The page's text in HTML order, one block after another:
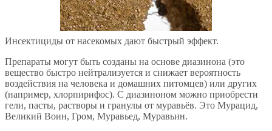
Инсектициды от насекомых дают быстрый эффект.
Препараты могут быть созданы на основе диазинона (это
вещество быстро нейтрализуется и снижает вероятность
воздействия на человека и домашних питомцев) или других
(например, хлорпирифос). С диазиноном можно приобрести
гели, пасты, растворы и гранулы от муравьёв. Это Мурацид,
Великий Воин, Гром, Муравьед, Муравьин.